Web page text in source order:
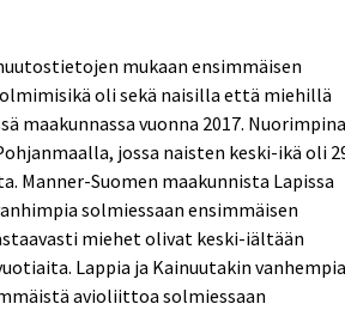
mukaan ensimmäisen
oli sekä naisilla että miehillä
maakunnassa vuonna 2017. Nuorimpina
jossa naisten keski-ikä oli
Manner-Suomen maakunnista Lapissa
solmiessaan ensimmäisen
miehet olivat keski-iältään
Lappia ja Kainuutakin vanhempia
avioliittoa solmiessaan